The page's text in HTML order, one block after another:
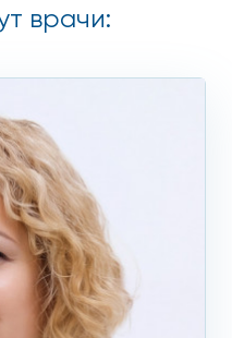
врачи: